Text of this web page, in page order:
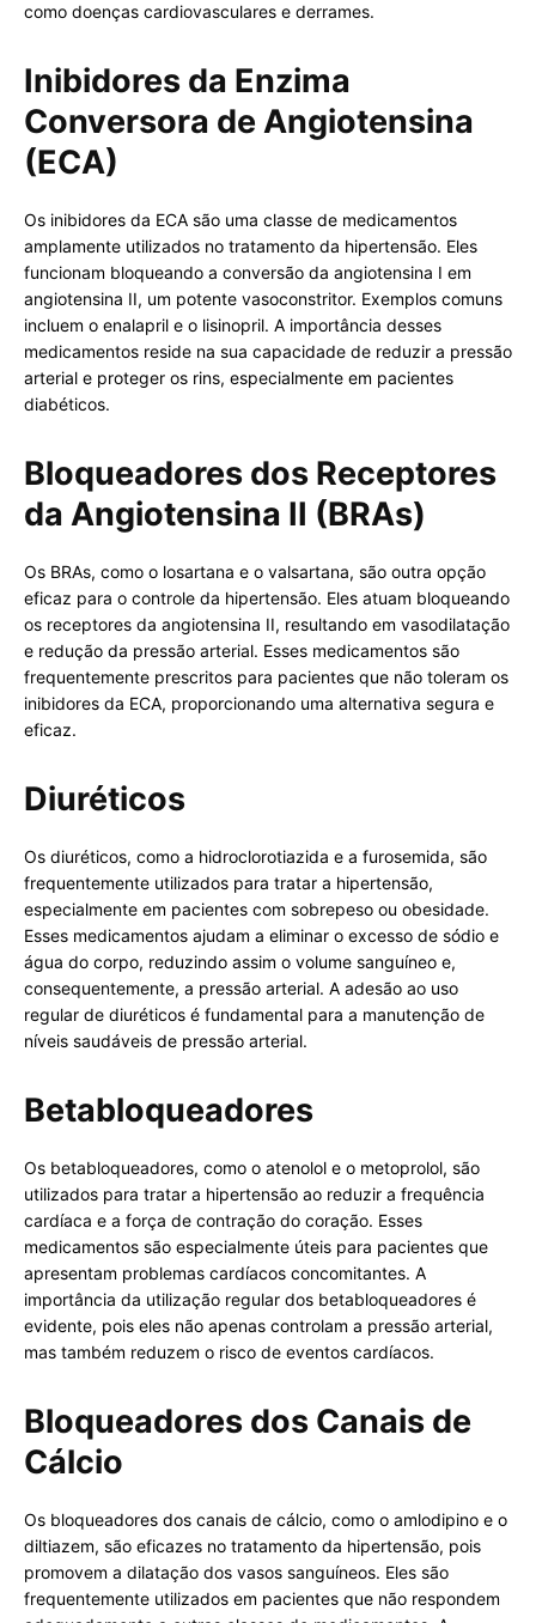
como doenças cardiovasculares e derrames.
Inibidores da Enzima
Conversora de Angiotensina
(ECA)
Os inibidores da ECA são uma classe de medicamentos
amplamente utilizados no tratamento da hipertensão. Eles
funcionam bloqueando a conversão da angiotensina I em
angiotensina II, um potente vasoconstritor. Exemplos comuns
incluem o enalapril e o lisinopril. A importância desses
medicamentos reside na sua capacidade de reduzir a pressão
arterial e proteger os rins, especialmente em pacientes
diabéticos.
Bloqueadores dos Receptores
da Angiotensina II (BRAs)
Os BRAs, como o losartana e o valsartana, são outra opção
eficaz para o controle da hipertensão. Eles atuam bloqueando
os receptores da angiotensina II, resultando em vasodilatação
e redução da pressão arterial. Esses medicamentos são
frequentemente prescritos para pacientes que não toleram os
inibidores da ECA, proporcionando uma alternativa segura e
eficaz.
Diuréticos
Os diuréticos, como a hidroclorotiazida e a furosemida, são
frequentemente utilizados para tratar a hipertensão,
especialmente em pacientes com sobrepeso ou obesidade.
Esses medicamentos ajudam a eliminar o excesso de sódio e
água do corpo, reduzindo assim o volume sanguíneo e,
consequentemente, a pressão arterial. A adesão ao uso
regular de diuréticos é fundamental para a manutenção de
níveis saudáveis de pressão arterial.
Betabloqueadores
Os betabloqueadores, como o atenolol e o metoprolol, são
utilizados para tratar a hipertensão ao reduzir a frequência
cardíaca e a força de contração do coração. Esses
medicamentos são especialmente úteis para pacientes que
apresentam problemas cardíacos concomitantes. A
importância da utilização regular dos betabloqueadores é
evidente, pois eles não apenas controlam a pressão arterial,
mas também reduzem o risco de eventos cardíacos.
Bloqueadores dos Canais de
Cálcio
Os bloqueadores dos canais de cálcio, como o amlodipino e o
diltiazem, são eficazes no tratamento da hipertensão, pois
promovem a dilatação dos vasos sanguíneos. Eles são
frequentemente utilizados em pacientes que não respondem